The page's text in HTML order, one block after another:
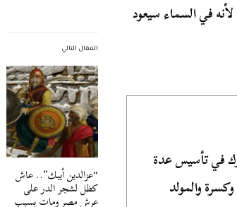
المقال التالي
“عزالدين أيبك”.. عاش
كظل لشجر الدر على
عرش مصر ومات بسبب
في السماء سيعود
٧ روايات وشارك في تأسيس عدة
والمولد